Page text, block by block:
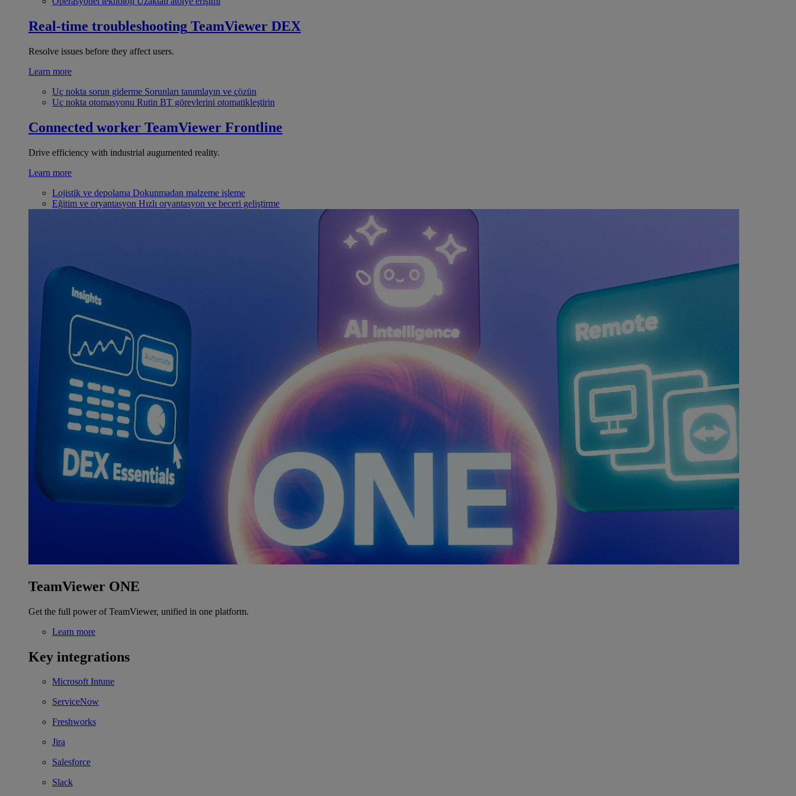
Real-time troubleshooting TeamViewer DEX
Resolve issues before they affect users.
Learn more
Uç nokta sorun giderme Sorunları tanımlayın ve çözün
Uç nokta otomasyonu Rutin BT görevlerini otomatikleştirin
Connected worker TeamViewer Frontline
Drive efficiency with industrial augumented reality.
Learn more
Lojistik ve depolama Dokunmadan malzeme işleme
Eğitim ve oryantasyon Hızlı oryantasyon ve beceri geliştirme
TeamViewer ONE
Get the full power of TeamViewer, unified in one platform.
Learn more
Key integrations
Microsoft Intune
ServiceNow
Freshworks
Jira
Salesforce
Slack